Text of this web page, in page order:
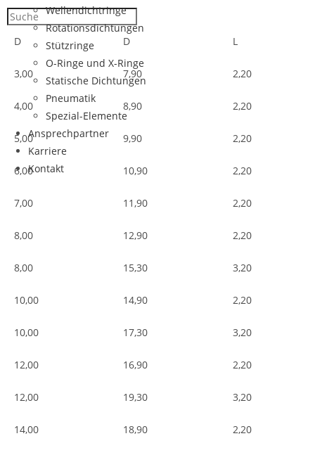
Wellendichtringe
Rotationsdichtungen
Stützringe
O-Ringe und X-Ringe
Statische Dichtungen
Pneumatik
Spezial-Elemente
Ansprechpartner
Karriere
Kontakt
D D L
3,00 7,90 2,20
4,00 8,90 2,20
5,00 9,90 2,20
6,00 10,90 2,20
7,00 11,90 2,20
8,00 12,90 2,20
8,00 15,30 3,20
10,00 14,90 2,20
10,00 17,30 3,20
12,00 16,90 2,20
12,00 19,30 3,20
14,00 18,90 2,20